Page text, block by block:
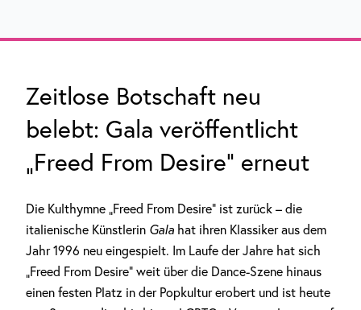
Zeitlose Botschaft neu
belebt: Gala veröffentlicht
„Freed From Desire“ erneut
Die Kulthymne „Freed From Desire“ ist zurück – die
italienische Künstlerin Gala hat ihren Klassiker aus dem
Jahr 1996 neu eingespielt. Im Laufe der Jahre hat sich
„Freed From Desire“ weit über die Dance-Szene hinaus
einen festen Platz in der Popkultur erobert und ist heute